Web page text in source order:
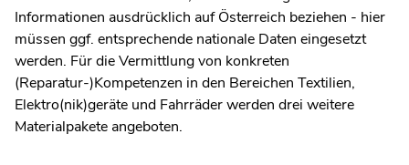
Informationen ausdrücklich auf Österreich beziehen - hier
müssen ggf. entsprechende nationale Daten eingesetzt
werden. Für die Vermittlung von konkreten
(Reparatur-)Kompetenzen in den Bereichen Textilien,
Elektro(nik)geräte und Fahrräder werden drei weitere
Materialpakete angeboten.